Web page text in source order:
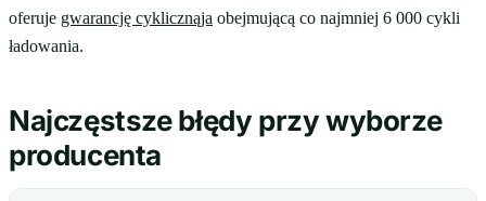
oferuje gwarancję cyklicznąja obejmującą co najmniej 6 000 cykli
ładowania.
Najczęstsze błędy przy wyborze
producenta